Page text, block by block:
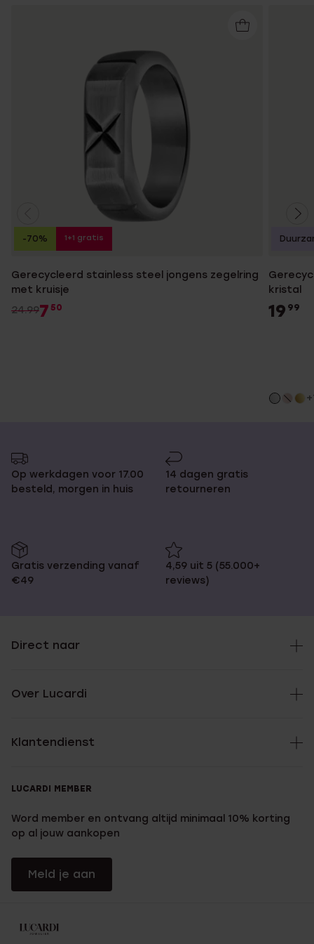
Gerecycleerd stainless steel jongens zegelring
met kruisje
24.997 50
-70% 1+1 gratis
kristal
19 99
Op werkdagen voor 17.00
besteld, morgen in huis
14 dagen gratis
retourneren
Gratis verzending vanaf
€49
4,59 uit 5 (55.000+
reviews)
Direct naar
Over Lucardi
Klantendienst
LUCARDI MEMBER
Word member en ontvang altijd minimaal 10% korting
op al jouw aankopen
Meld je aan